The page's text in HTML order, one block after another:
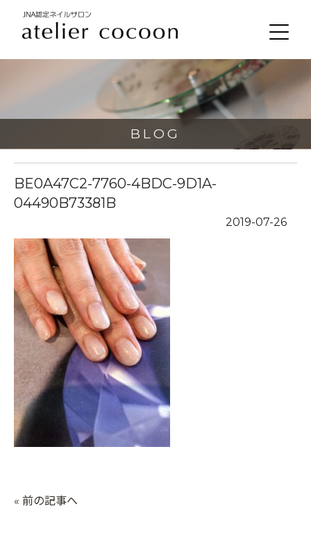
BLOG
BE0A47C2-7760-4BDC-9D1A-
04490B73381B
2019-07-26
« 前の記事へ